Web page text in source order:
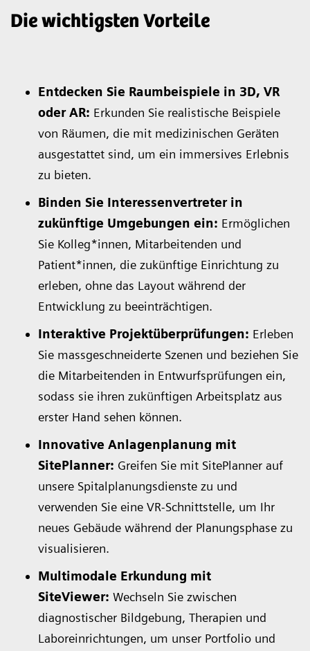
Die wichtigsten Vorteile
Entdecken Sie Raumbeispiele in 3D, VR
oder AR: Erkunden Sie realistische Beispiele
von Räumen, die mit medizinischen Geräten
ausgestattet sind, um ein immersives Erlebnis
zu bieten.
Binden Sie Interessenvertreter in
zukünftige Umgebungen ein: Ermöglichen
Sie Kolleg*innen, Mitarbeitenden und
Patient*innen, die zukünftige Einrichtung zu
erleben, ohne das Layout während der
Entwicklung zu beeinträchtigen.
Interaktive Projektüberprüfungen: Erleben
Sie massgeschneiderte Szenen und beziehen Sie
die Mitarbeitenden in Entwurfsprüfungen ein,
sodass sie ihren zukünftigen Arbeitsplatz aus
erster Hand sehen können.
Innovative Anlagenplanung mit
SitePlanner: Greifen Sie mit SitePlanner auf
unsere Spitalplanungsdienste zu und
verwenden Sie eine VR-Schnittstelle, um Ihr
neues Gebäude während der Planungsphase zu
visualisieren.
Multimodale Erkundung mit
SiteViewer: Wechseln Sie zwischen
diagnostischer Bildgebung, Therapien und
Laboreinrichtungen, um unser Portfolio und